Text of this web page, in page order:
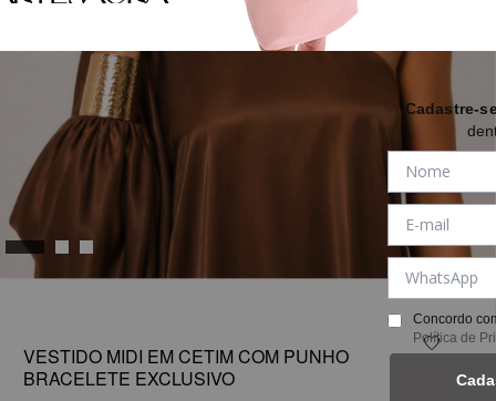
1
VESTIDO MIDI EM CETIM COM PUNHO
BRACELETE EXCLUSIVO
Cadastre-
Concordo
Política de